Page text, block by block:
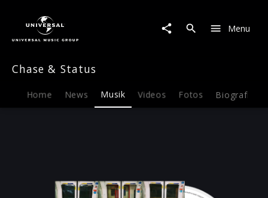
Menu
Chase & Status
Home News Musik Videos Fotos Biografie